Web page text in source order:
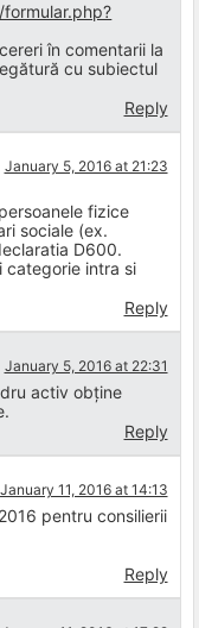
în comentarii la
cu subiectul
Reply
January 5, 2016 at 21:23
fizice
sociale (ex.
D600.
categorie intra si
Reply
January 5, 2016 at 22:31
activ obține
Reply
January 11, 2016 at 14:13
pentru consilierii
Reply